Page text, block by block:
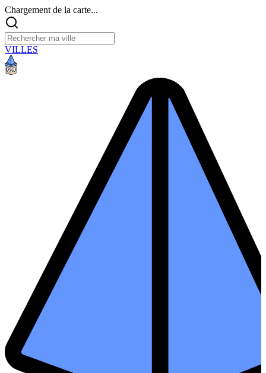
Chargement de la carte...
VILLES